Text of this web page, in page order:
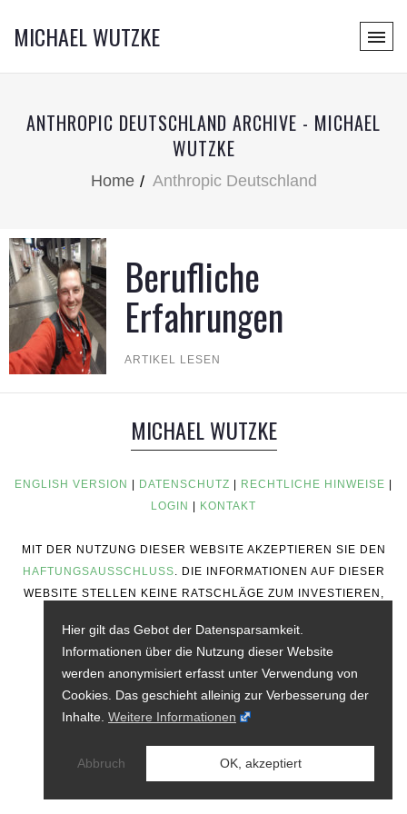
MICHAEL WUTZKE
ANTHROPIC DEUTSCHLAND ARCHIVE - MICHAEL
WUTZKE
Home Anthropic Deutschland
Berufliche
Erfahrungen
ARTIKEL LESEN
MICHAEL WUTZKE
ENGLISH VERSION DATENSCHUTZ RECHTLICHE HINWEISE
LOGIN
KONTAKT
MIT DER NUTZUNG DIESER WEBSITE AKZEPTIEREN SIE DEN
HAFTUNGSAUSSCHLUSS. DIE INFORMATIONEN AUF DIESER
WEBSITE STELLEN KEINE RATSCHLÄGE ZUM INVESTIEREN,
HANDELSRATSCHLÄGE ODER ANDERE ART VON
RATSCHLÄGEN DAR.
Hier gilt das Gebot der Datensparsamkeit.
Informationen über die Nutzung dieser Website
werden anonymisiert erfasst unter Verwendung von
Cookies. Das geschieht alleinig zur Verbesserung der
Inhalte. Weitere Informationen
Abbruch OK, akzeptiert